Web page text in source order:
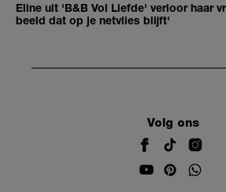
Eline uit 'B&B Vol Liefde' verloor haar
beeld dat op je netvlies blijft'
Volg ons